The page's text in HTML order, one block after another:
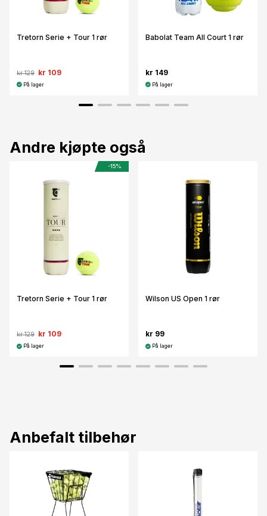
Tretorn Serie + Tour 1 rør
kr 129 kr 109
På lager
Babolat Team All Court 1 rør
kr 149
På lager
Andre kjøpte også
-15%
Tretorn Serie + Tour 1 rør
kr 129 kr 109
På lager
Wilson US Open 1 rør
kr 99
På lager
Anbefalt tilbehør